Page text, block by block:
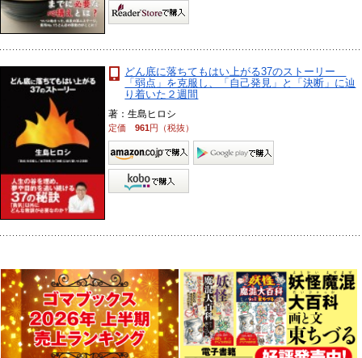
どん底に落ちてもはい上がる37のストーリー
「弱点」を克服し、「自己発見」と「決断」に辿
り着いた２週間
著：生島ヒロシ
定価961円（税抜）